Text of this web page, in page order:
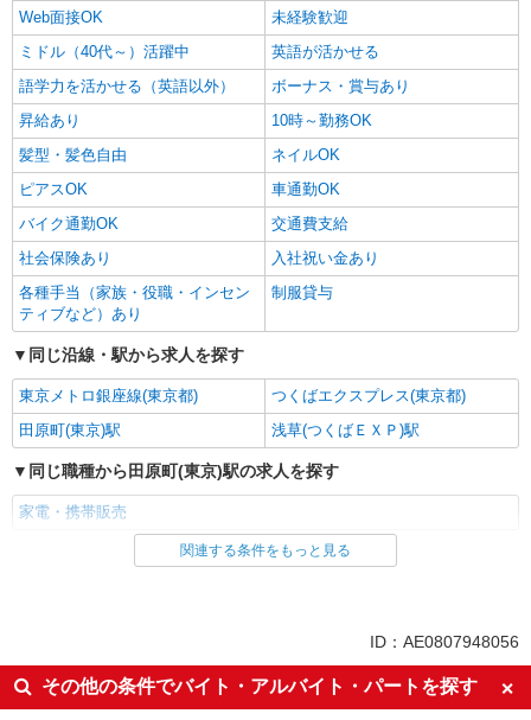
Web面接OK
未経験歓迎
ミドル（40代～）活躍中
英語が活かせる
語学力を活かせる（英語以外）
ボーナス・賞与あり
昇給あり
10時～勤務OK
髪型・髪色自由
ネイルOK
ピアスOK
車通勤OK
バイク通勤OK
交通費支給
社会保険あり
入社祝い金あり
各種手当（家族・役職・インセン
ティブなど）あり
制服貸与
同じ沿線・駅から求人を探す
東京メトロ銀座線(東京都)
つくばエクスプレス(東京都)
田原町(東京)駅
浅草(つくばＥＸＰ)駅
同じ職種から田原町(東京)駅の求人を探す
家電・携帯販売
同じ雇用形態から田原町(東京)駅の求人を探す
即日勤務OK
履歴書不要
Web面接OK
未経験歓迎
関連する条件をもっと見る
ID：AE0807948056
その他の条件でバイト・アルバイト・パートを探す